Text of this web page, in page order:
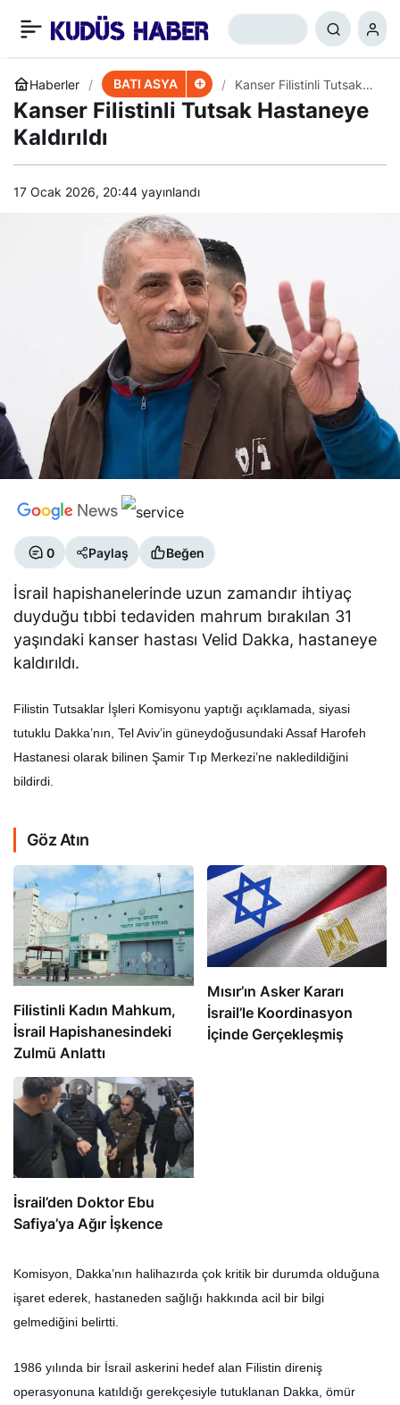
Haberler BATI ASYA
Kanser Filistinli Tutsak
Hastaneye Kaldırıldı
Kanser Filistinli Tutsak Hastaneye
Kaldırıldı
17 Ocak 2026, 20:44 yayınlandı
0 Paylaş Beğen
İsrail hapishanelerinde uzun zamandır ihtiyaç
duyduğu tıbbi tedaviden mahrum bırakılan 31
yaşındaki kanser hastası Velid Dakka, hastaneye
kaldırıldı.
Filistin Tutsaklar İşleri Komisyonu yaptığı açıklamada, siyasi
tutuklu Dakka’nın, Tel Aviv’in güneydoğusundaki Assaf Harofeh
Hastanesi olarak bilinen Şamir Tıp Merkezi’ne nakledildiğini
bildirdi.
Göz Atın
Filistinli Kadın Mahkum,
İsrail Hapishanesindeki
Zulmü Anlattı
Mısır’ın Asker Kararı
İsrail’le Koordinasyon
İçinde Gerçekleşmiş
İsrail’den Doktor Ebu
Safiya’ya Ağır İşkence
Komisyon, Dakka’nın halihazırda çok kritik bir durumda olduğuna
işaret ederek, hastaneden sağlığı hakkında acil bir bilgi
gelmediğini belirtti.
1986 yılında bir İsrail askerini hedef alan Filistin direniş
operasyonuna katıldığı gerekçesiyle tutuklanan Dakka, ömür
Sana Hükümetinden
Bölünme Projelerine
Tepki
+ 0 Paylaş